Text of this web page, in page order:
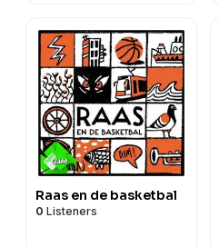
Raas en de basketbal
0 Listeners